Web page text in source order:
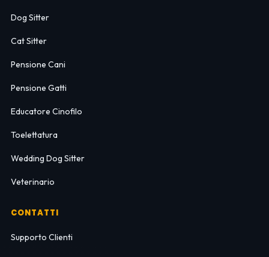
Dog Sitter
Cat Sitter
Pensione Cani
Pensione Gatti
Educatore Cinofilo
Toelettatura
Wedding Dog Sitter
Veterinario
CONTATTI
Supporto Clienti